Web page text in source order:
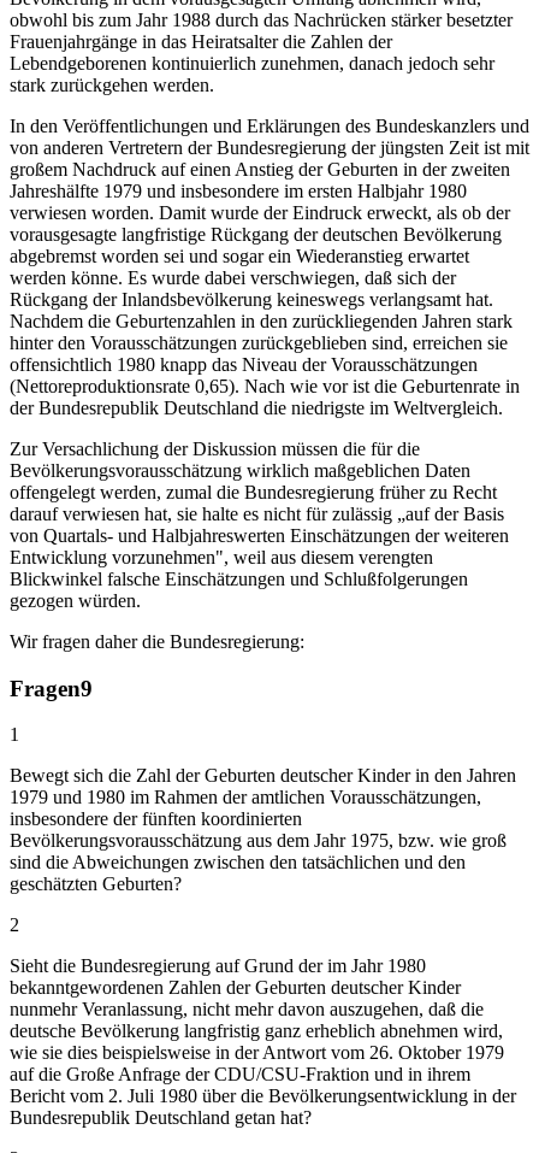
obwohl bis zum Jahr 1988 durch das Nachrücken stärker besetzter
Frauenjahrgänge in das Heiratsalter die Zahlen der
Lebendgeborenen kontinuierlich zunehmen, danach jedoch sehr
stark zurückgehen werden.
In den Veröffentlichungen und Erklärungen des Bundeskanzlers und
von anderen Vertretern der Bundesregierung der jüngsten Zeit ist mit
großem Nachdruck auf einen Anstieg der Geburten in der zweiten
Jahreshälfte 1979 und insbesondere im ersten Halbjahr 1980
verwiesen worden. Damit wurde der Eindruck erweckt, als ob der
vorausgesagte langfristige Rückgang der deutschen Bevölkerung
abgebremst worden sei und sogar ein Wiederanstieg erwartet
werden könne. Es wurde dabei verschwiegen, daß sich der
Rückgang der Inlandsbevölkerung keineswegs verlangsamt hat.
Nachdem die Geburtenzahlen in den zurückliegenden Jahren stark
hinter den Vorausschätzungen zurückgeblieben sind, erreichen sie
offensichtlich 1980 knapp das Niveau der Vorausschätzungen
(Nettoreproduktionsrate 0,65). Nach wie vor ist die Geburtenrate in
der Bundesrepublik Deutschland die niedrigste im Weltvergleich.
Zur Versachlichung der Diskussion müssen die für die
Bevölkerungsvorausschätzung wirklich maßgeblichen Daten
offengelegt werden, zumal die Bundesregierung früher zu Recht
darauf verwiesen hat, sie halte es nicht für zulässig „auf der Basis
von Quartals- und Halbjahreswerten Einschätzungen der weiteren
Entwicklung vorzunehmen", weil aus diesem verengten
Blickwinkel falsche Einschätzungen und Schlußfolgerungen
gezogen würden.
Wir fragen daher die Bundesregierung:
Fragen9
1
Bewegt sich die Zahl der Geburten deutscher Kinder in den Jahren
1979 und 1980 im Rahmen der amtlichen Vorausschätzungen,
insbesondere der fünften koordinierten
Bevölkerungsvorausschätzung aus dem Jahr 1975, bzw. wie groß
sind die Abweichungen zwischen den tatsächlichen und den
geschätzten Geburten?
2
Sieht die Bundesregierung auf Grund der im Jahr 1980
bekanntgewordenen Zahlen der Geburten deutscher Kinder
nunmehr Veranlassung, nicht mehr davon auszugehen, daß die
deutsche Bevölkerung langfristig ganz erheblich abnehmen wird,
wie sie dies beispielsweise in der Antwort vom 26. Oktober 1979
auf die Große Anfrage der CDU/CSU-Fraktion und in ihrem
Bericht vom 2. Juli 1980 über die Bevölkerungsentwicklung in der
Bundesrepublik Deutschland getan hat?